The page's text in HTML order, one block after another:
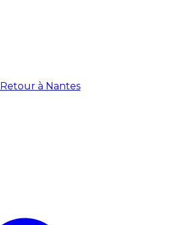
Retour à Nantes